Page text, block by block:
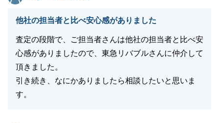
他社の担当者と比べ安心感がありました
査定の段階で、ご担当者さんは他社の担当者と比べ安
心感がありましたので、東急リバブルさんに仲介して
頂きました。
引き続き、なにかありましたら相談したいと思いま
す。